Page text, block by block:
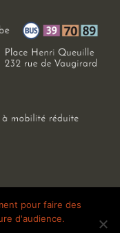
| Mentions légales
pour faire des
d'audience.